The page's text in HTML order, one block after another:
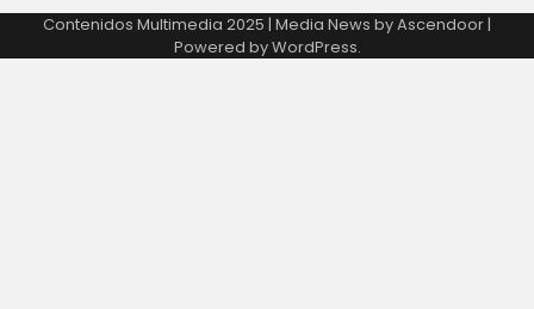
Contenidos Multimedia 2025 | Media News byAscendoor|
Powered byWordPress.